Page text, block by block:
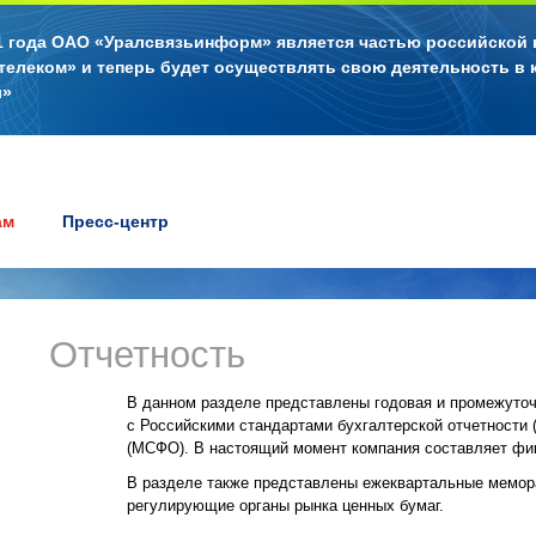
года ОАО «Уралсвязьинформ» является частью
и теперь будет осуществлять свою деятельность в
Пресс-центр
Отчетность
В данном разделе представлены годовая и
с Российскими стандартами бухгалтерской
(МСФО). В настоящий момент компания составляет
В разделе также представлены ежеквартальные
регулирующие органы рынка ценных бумаг.